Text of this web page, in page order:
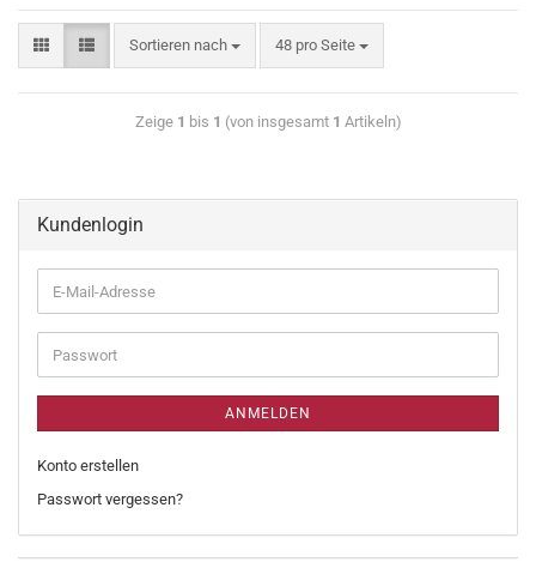
Sortieren nach 48 pro Seite
Zeige 1 bis 1 (von insgesamt 1 Artikeln)
Kundenlogin
ANMELDEN
Konto erstellen
Passwort vergessen?